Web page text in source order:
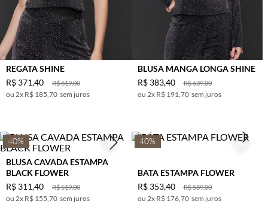
REGATA SHINE
R$619,00
R$ 371,40
2x R$ 185,70 sem juros
BLUSA MANGA LONGA SHINE
R$639,00
R$ 383,40
2x R$ 191,70 sem juros
40%
BLUSA CAVADA ESTAMPA
BLACK FLOWER
R$519,00
R$ 311,40
2x R$ 155,70 sem juros
40%
BATA ESTAMPA FLOWER
R$589,00
R$ 353,40
2x R$ 176,70 sem juros